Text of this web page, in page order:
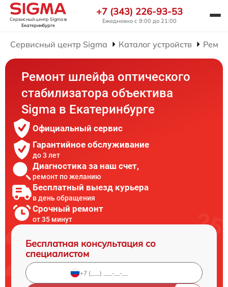
Сервисный центр Sigmaв
Екатеринбурге
+7 (343) 226-93-53
Ежедневно с 9:00 до 21:00
Сервисный центр Sigma Каталог устройств
Ремонт шлейфа оптического
стабилизатора объектива
Sigma в Екатеринбурге
Официальный сервис
Гарантийное обслуживание
до 3 лет
Диагностика за наш счет,
ремонт по желанию
Бесплатный выезд курьера
в день обращения
Срочный ремонт
от 35 минут
Бесплатная консультация со
специалистом